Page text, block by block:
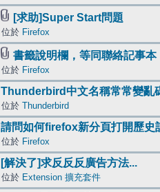
[求助]Super Start問題
位於 Firefox
書籤說明欄，等同聯絡記事本
位於 Firefox
Thunderbird中文名稱常常變亂
位於 Thunderbird
請問如何firefox新分頁打開歷史
位於 Firefox
[解決了]求反反反廣告方法...
位於 Extension 擴充套件